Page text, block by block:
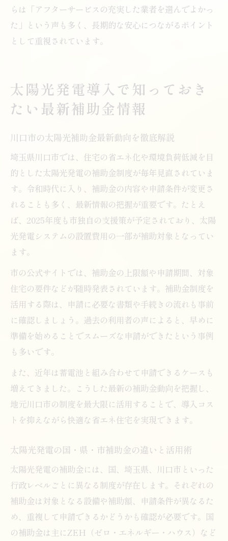
らは「アフターサービスの充実した業者を選んでよかっ
た」という声も多く、長期的な安心につながるポイント
として重視されています。
太陽光発電導入で知っておき
たい最新補助金情報
川口市の太陽光補助金最新動向を徹底解説
埼玉県川口市では、住宅の省エネ化や環境負荷低減を目
的とした太陽光発電の補助金制度が毎年見直されていま
す。令和時代に入り、補助金の内容や申請条件が変更さ
れることも多く、最新情報の把握が重要です。たとえ
ば、2025年度も市独自の支援策が予定されており、太陽
光発電システムの設置費用の一部が補助対象となってい
ます。
市の公式サイトでは、補助金の上限額や申請期間、対象
住宅の要件などが随時発表されています。補助金制度を
活用する際は、申請に必要な書類や手続きの流れも事前
に確認しましょう。過去の利用者の声によると、早めに
準備を始めることでスムーズな申請ができたという事例
も多いです。
また、近年は蓄電池と組み合わせて申請できるケースも
増えてきました。こうした最新の補助金動向を把握し、
地元川口市の制度を最大限に活用することで、導入コス
トを抑えながら快適な省エネ住宅を実現できます。
太陽光発電の国・県・市補助金の違いと活用術
太陽光発電の補助金には、国、埼玉県、川口市といった
行政レベルごとに異なる制度が存在します。それぞれの
補助金は対象となる設備や補助額、申請条件が異なるた
め、重複して申請できるかどうかも確認が必要です。国
の補助金は主にZEH（ゼロ・エネルギー・ハウス）など